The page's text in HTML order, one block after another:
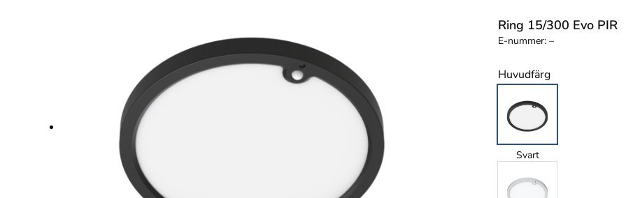
Ring 15/300 Evo PIR
E-nummer: –
Huvudfärg
Svart